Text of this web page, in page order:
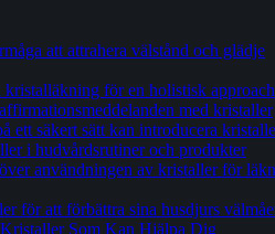
att attrahera välstånd och glädje
för en holistisk approach
med kristaller
säkert sätt kan introducera
i hudvårdsrutiner och produkter
användningen av kristaller för
för att förbättra sina husdjurs
Som Kan Hjälpa Dig